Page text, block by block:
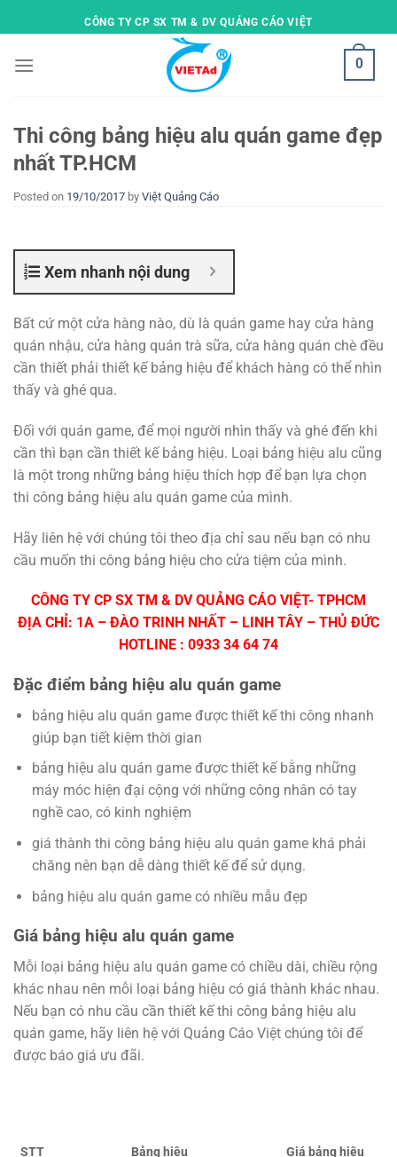
to
CÔNG TY CP SX TM & DV QUẢNG CÁO VIỆT
0
Thi công bảng hiệu alu quán game đẹp
nhất TP.HCM
Posted on 19/10/2017 by Việt Quảng Cáo
Xem nhanh nội dung
Bất cứ một cửa hàng nào, dù là quán game hay cửa hàng
quán nhậu, cửa hàng quán trà sữa, cửa hàng quán chè đều
cần thiết phải thiết kế bảng hiệu để khách hàng có thể nhìn
thấy và ghé qua.
Đối với quán game, để mọi người nhìn thấy và ghé đến khi
cần thì bạn cần thiết kế bảng hiệu. Loại bảng hiệu alu cũng
là một trong những bảng hiệu thích hợp để bạn lựa chọn
thi công bảng hiệu alu quán game của mình.
Hãy liên hệ với chúng tôi theo địa chỉ sau nếu bạn có nhu
cầu muốn thi công bảng hiệu cho cửa tiệm của mình.
CÔNG TY CP SX TM & DV QUẢNG CÁO VIỆT- TPHCM
ĐỊA CHỈ: 1A – ĐÀO TRINH NHẤT – LINH TÂY – THỦ ĐỨC
HOTLINE : 0933 34 64 74
Đặc điểm bảng hiệu alu quán game
bảng hiệu alu quán game được thiết kế thi công nhanh
giúp bạn tiết kiệm thời gian
bảng hiệu alu quán game được thiết kế bằng những
máy móc hiện đại cộng với những công nhân có tay
nghề cao, có kinh nghiệm
giá thành thi công bảng hiệu alu quán game khá phải
chăng nên bạn dễ dàng thiết kế để sử dụng.
bảng hiệu alu quán game có nhiều mẫu đẹp
Giá bảng hiệu alu quán game
Mỗi loại bảng hiệu alu quán game có chiều dài, chiều rộng
khác nhau nên mỗi loại bảng hiệu có giá thành khác nhau.
Nếu bạn có nhu cầu cần thiết kế thi công bảng hiệu alu
quán game, hãy liên hệ với Quảng Cáo Việt chúng tôi để
được báo giá ưu đãi.
STT Bảng hiệu Giá bảng hiệu